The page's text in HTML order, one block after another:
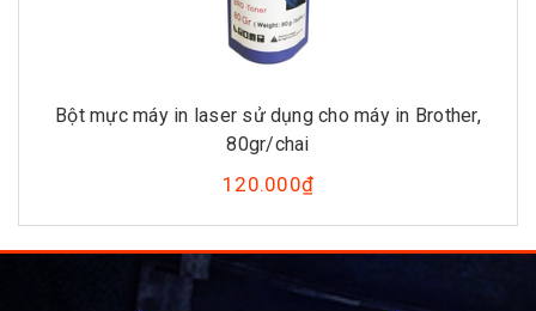
Bột mực máy in laser sử dụng cho máy in Brother,
80gr/chai
120.000₫